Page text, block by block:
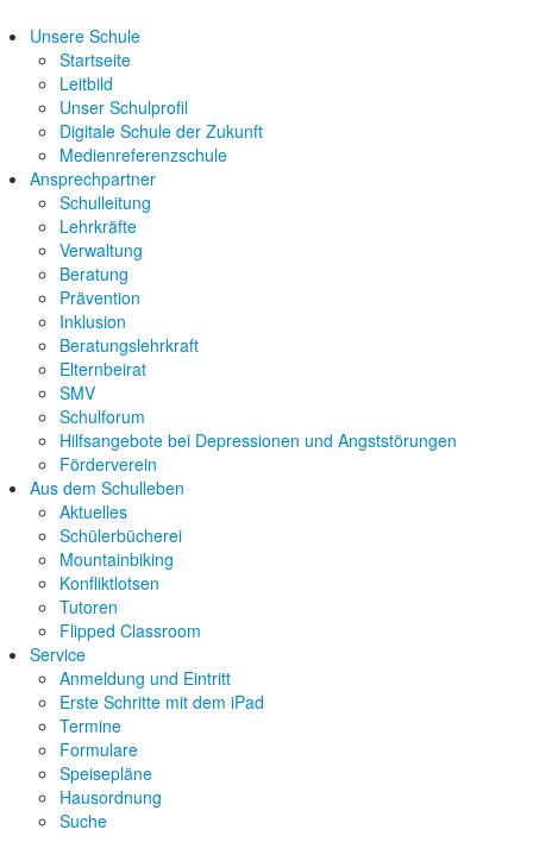
Unsere Schule
Startseite
Leitbild
Unser Schulprofil
Digitale Schule der Zukunft
Medienreferenzschule
Ansprechpartner
Schulleitung
Lehrkräfte
Verwaltung
Beratung
Prävention
Inklusion
Beratungslehrkraft
Elternbeirat
SMV
Schulforum
Hilfsangebote bei Depressionen und Angststörungen
Förderverein
Aus dem Schulleben
Aktuelles
Schülerbücherei
Mountainbiking
Konfliktlotsen
Tutoren
Flipped Classroom
Service
Anmeldung und Eintritt
Erste Schritte mit dem iPad
Termine
Formulare
Speisepläne
Hausordnung
Suche